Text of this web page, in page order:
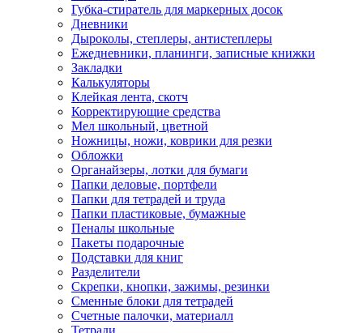
Губка-стиратель для маркерных досок
Дневники
Дыроколы, степлеры, антистеплеры
Ежедневники, планинги, записные книжки
Закладки
Калькуляторы
Клейкая лента, скотч
Корректирующие средства
Мел школьный, цветной
Ножницы, ножи, коврики для резки
Обложки
Органайзеры, лотки для бумаги
Папки деловые, портфели
Папки для тетрадей и труда
Папки пластиковые, бумажные
Пеналы школьные
Пакеты подарочные
Подставки для книг
Разделители
Скрепки, кнопки, зажимы, резинки
Сменные блоки для тетрадей
Счетные палочки, материалл
Тетради